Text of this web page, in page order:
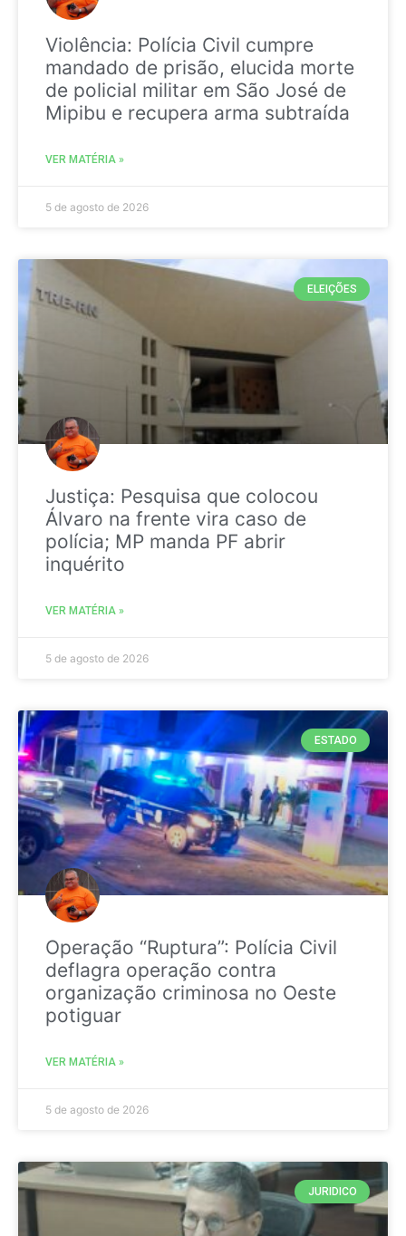
Violência: Polícia Civil cumpre
mandado de prisão, elucida morte
de policial militar em São José de
Mipibu e recupera arma subtraída
VER MATÉRIA »
5 de agosto de 2026
ELEIÇÕES
Justiça: Pesquisa que colocou
Álvaro na frente vira caso de
polícia; MP manda PF abrir
inquérito
VER MATÉRIA »
5 de agosto de 2026
ESTADO
Operação “Ruptura”: Polícia Civil
deflagra operação contra
organização criminosa no Oeste
potiguar
VER MATÉRIA »
5 de agosto de 2026
JURIDICO